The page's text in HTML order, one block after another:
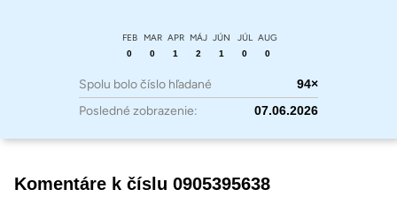
FEB
0
MAR
0
APR
1
MÁJ
2
JÚN
1
JÚL
0
AUG
0
Spolu bolo číslo hľadané 94×
Posledné zobrazenie: 07.06.2026
Komentáre k číslu 0905395638